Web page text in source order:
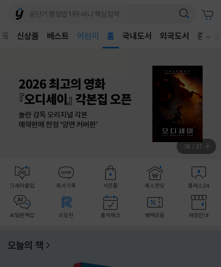
신상품 베스트
독후감
홈 국내도서 외국도서 중고샵
18 / 21
크레마클럽 독서기록 사은품 예스펀딩 클래스24
AI일문백답 리딩런 출석체크 혜택모음 매장안내
오늘의 책